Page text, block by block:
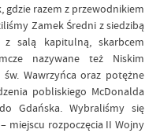
gdzie razem z przewodnikiem
Zamek Średni z siedzibą
salą kapitulną, skarbcem
nazywane też Niskim
Wawrzyńca oraz potężne
pobliskiego McDonalda
Gdańska. Wybraliśmy się
miejscu rozpoczęcia II Wojny